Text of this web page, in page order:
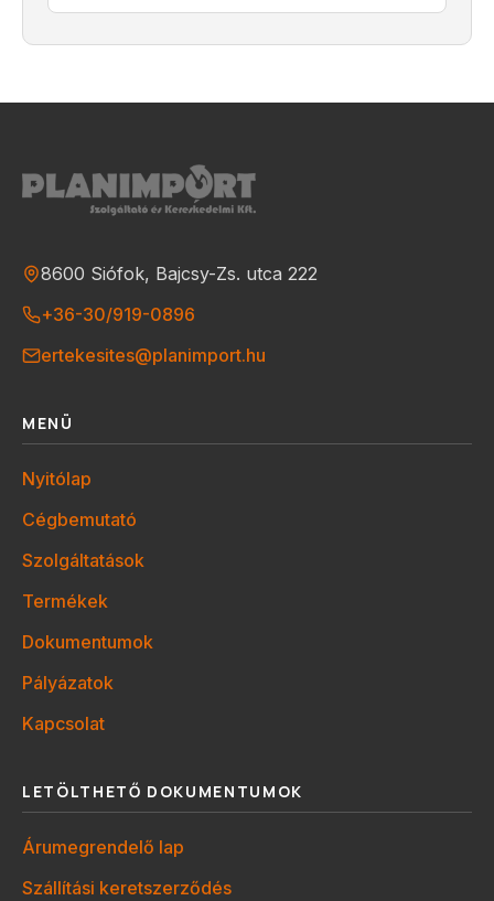
8600 Siófok, Bajcsy-Zs. utca 222
+36-30/919-0896
ertekesites@planimport.hu
MENÜ
Nyitólap
Cégbemutató
Szolgáltatások
Termékek
Dokumentumok
Pályázatok
Kapcsolat
LETÖLTHETŐ DOKUMENTUMOK
Árumegrendelő lap
Szállítási keretszerződés